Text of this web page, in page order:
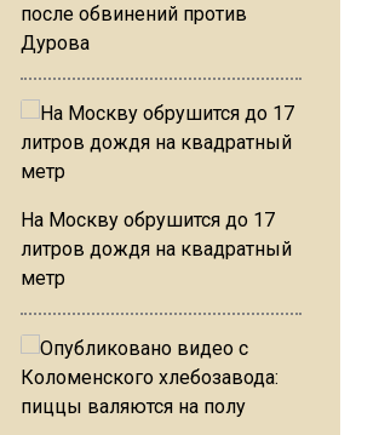
после обвинений против
Дурова
На Москву обрушится до 17
литров дождя на квадратный
метр